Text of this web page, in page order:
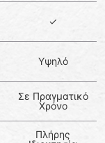
✓
Υψηλό
Σε Πραγματικό
Χρόνο
Πλήρης